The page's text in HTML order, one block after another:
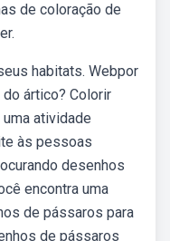
de coloração de
habitats. Webpor
ártico? Colorir
atividade
às pessoas
desenhos
encontra uma
de pássaros para
de pássaros